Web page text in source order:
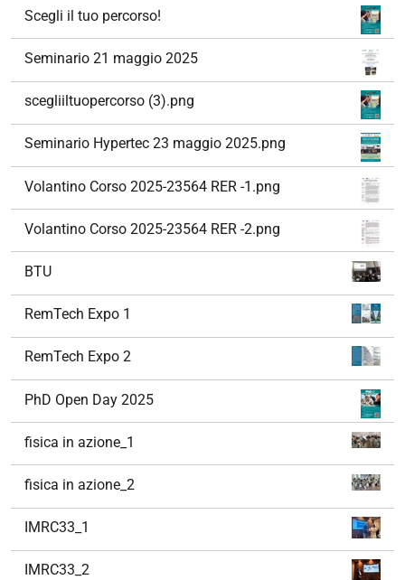
Scegli il tuo percorso!
Seminario 21 maggio 2025
scegliiltuopercorso (3).png
Seminario Hypertec 23 maggio 2025.png
Volantino Corso 2025-23564 RER -1.png
Volantino Corso 2025-23564 RER -2.png
BTU
RemTech Expo 1
RemTech Expo 2
PhD Open Day 2025
fisica in azione_1
fisica in azione_2
IMRC33_1
IMRC33_2